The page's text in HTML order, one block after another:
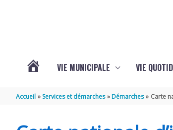
VIE MUNICIPALE VIE
Accueil Services et démarches Démarches Carte